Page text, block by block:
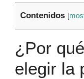
Contenidos [
¿Por
elegir la